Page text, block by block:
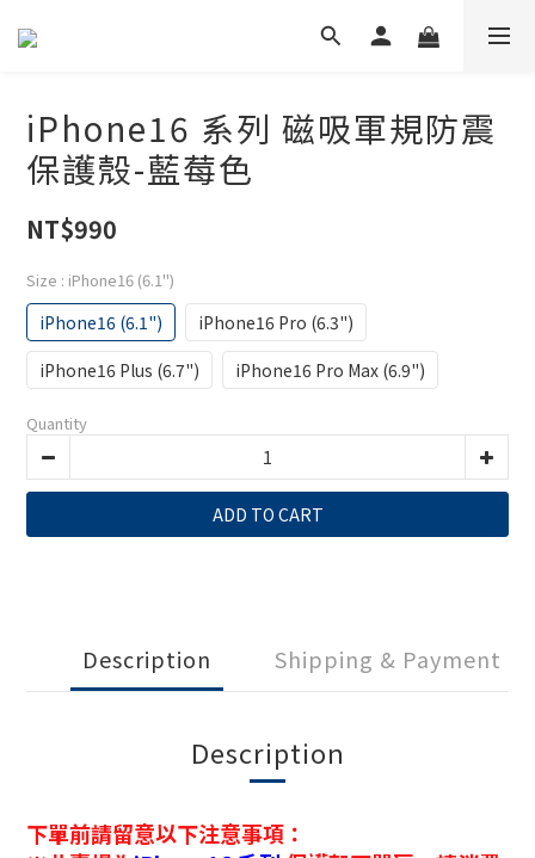
iPhone16 系列 磁吸軍規防震
保護殼-藍莓色
NT$990
Size : iPhone16 (6.1")
iPhone16 (6.1")
iPhone16 Pro (6.3")
iPhone16 Plus (6.7")
iPhone16 Pro Max (6.9")
Quantity
ADD TO CART
Description Shipping & Payment
Description
下單前請留意以下注意事項：